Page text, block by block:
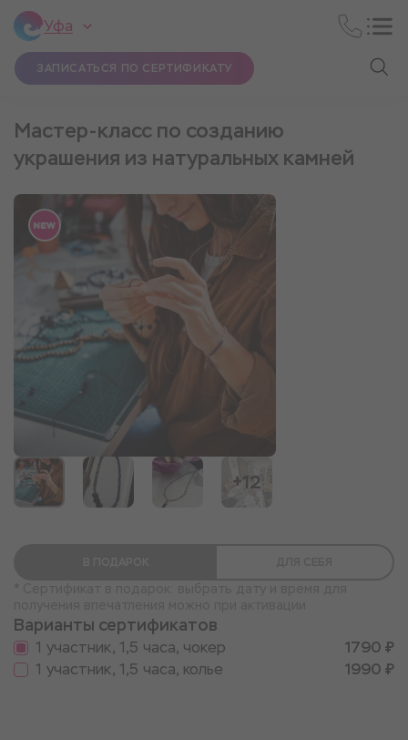
Уфа
ЗАПИСАТЬСЯ ПО СЕРТИФИКАТУ
Мастер-класс по созданию
украшения из натуральных камней
+12
Варианты сертификатов
1 участник, 1,5 часа, чокер
1790 ₽
1 участник, 1,5 часа, колье
1990 ₽